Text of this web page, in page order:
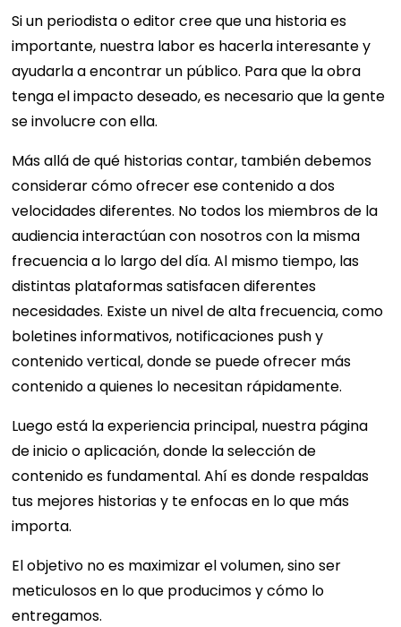
Si un periodista o editor cree que una historia es
importante, nuestra labor es hacerla interesante y
ayudarla a encontrar un público. Para que la obra
tenga el impacto deseado, es necesario que la gente
se involucre con ella.
Más allá de qué historias contar, también debemos
considerar cómo ofrecer ese contenido a dos
velocidades diferentes. No todos los miembros de la
audiencia interactúan con nosotros con la misma
frecuencia a lo largo del día. Al mismo tiempo, las
distintas plataformas satisfacen diferentes
necesidades. Existe un nivel de alta frecuencia, como
boletines informativos, notificaciones push y
contenido vertical, donde se puede ofrecer más
contenido a quienes lo necesitan rápidamente.
Luego está la experiencia principal, nuestra página
de inicio o aplicación, donde la selección de
contenido es fundamental. Ahí es donde respaldas
tus mejores historias y te enfocas en lo que más
importa.
El objetivo no es maximizar el volumen, sino ser
meticulosos en lo que producimos y cómo lo
entregamos.